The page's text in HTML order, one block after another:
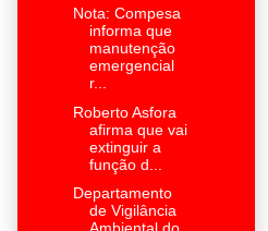
Nota: Compesa
informa que
manutenção
emergencial
r...
Roberto Asfora
afirma que vai
extinguir a
função d...
Departamento
de Vigilância